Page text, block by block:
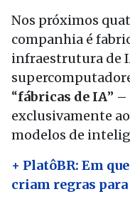
Nos próximos
companhia é
infraestrutura de
“fábricas de IA”
exclusivamente
modelos de
+ PlatôBR: Em
criam regras